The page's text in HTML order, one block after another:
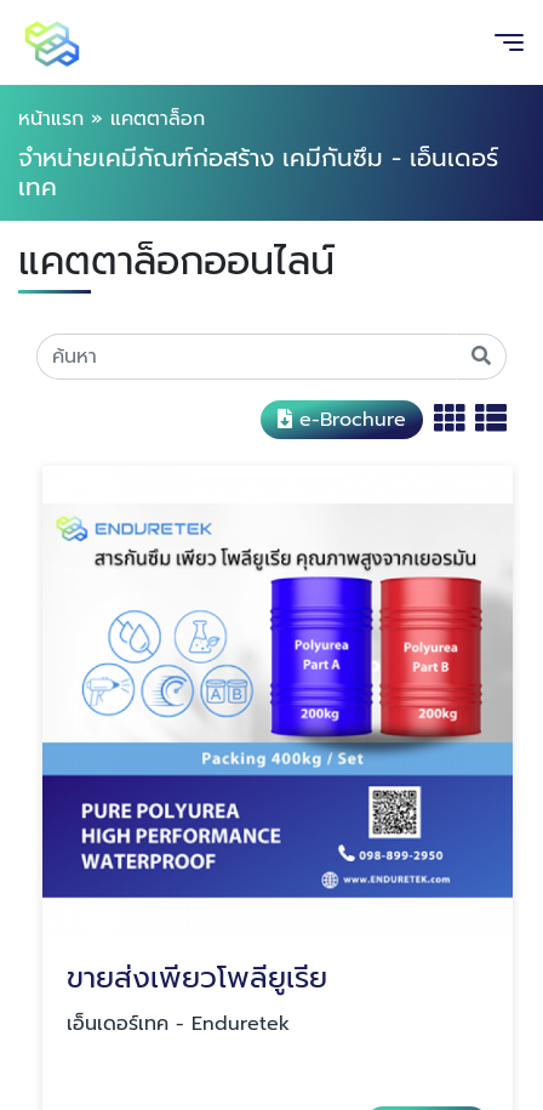
หน้าแรก » แคตตาล็อก
จำหน่ายเคมีภัณฑ์ก่อสร้าง เคมีกันซึม - เอ็นเดอร์
เทค
แคตตาล็อกออนไลน์
e-Brochure
ขายส่งเพียวโพลียูเรีย
เอ็นเดอร์เทค - Enduretek